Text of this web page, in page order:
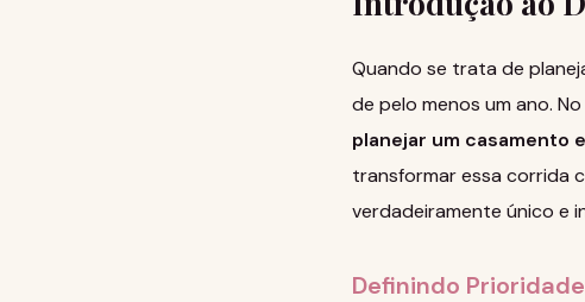
Quando se trata de
de pelo menos um ano.
planejar um casamento
transformar essa corrida
verdadeiramente único e
Definindo